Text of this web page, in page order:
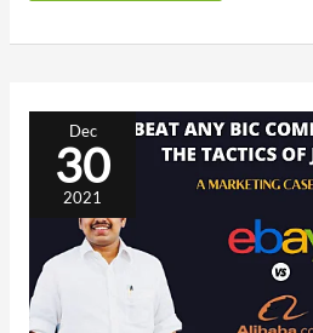
Dec
30
2021
HOW
ALIBABA
KILLED
EBAY
IN
CHINESE
E-
COMMERCE
A
CASE
STUDY